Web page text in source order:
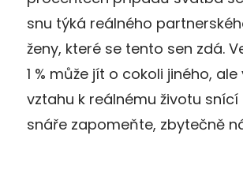
snu týká reálného
ženy, které se tento sen zdá.
1 % může jít o cokoli jiného, ale
vztahu k reálnému životu snící
snáře zapomeňte, zbytečně